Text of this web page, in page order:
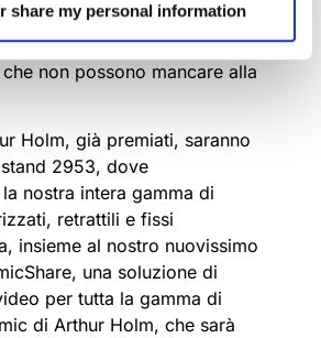
share my personal information
guiderà un tour esclusivo per i
i 10 prodotti e marchi
non possono mancare alla
Holm, già premiati, saranno
2953, dove
nostra intera gamma di
retrattili e fissi
insieme al nostro nuovissimo
una soluzione di
per tutta la gamma di
di Arthur Holm, che sarà